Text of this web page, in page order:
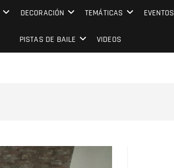
DECORACIÓN TEMÁTICAS EVENTOS
PISTAS DE BAILE VIDEOS